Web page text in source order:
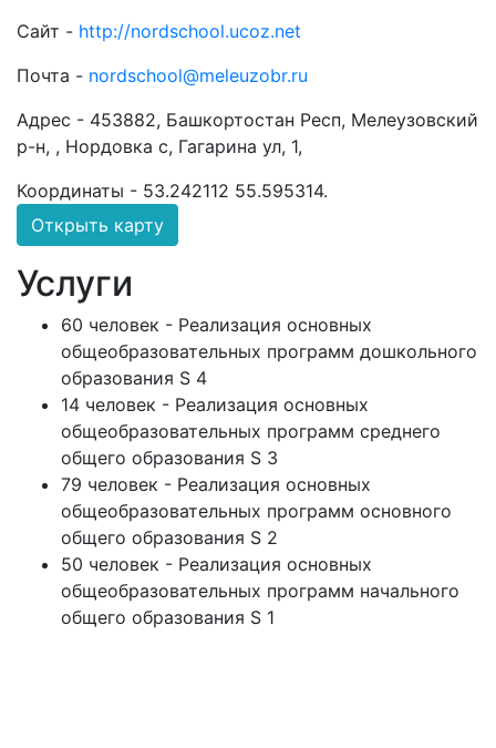
Сайт - http://nordschool.ucoz.net
Почта - nordschool@meleuzobr.ru
Адрес - 453882, Башкортостан Респ, Мелеузовский
р-н, , Нордовка с, Гагарина ул, 1,
Координаты - 53.242112 55.595314.
Открыть карту
Услуги
60 человек - Реализация основных
общеобразовательных программ дошкольного
образования S 4
14 человек - Реализация основных
общеобразовательных программ среднего
общего образования S 3
79 человек - Реализация основных
общеобразовательных программ основного
общего образования S 2
50 человек - Реализация основных
общеобразовательных программ начального
общего образования S 1